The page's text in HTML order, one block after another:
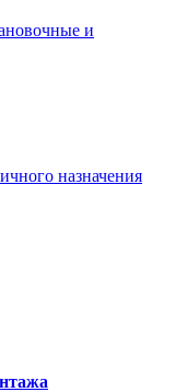
и
назначения